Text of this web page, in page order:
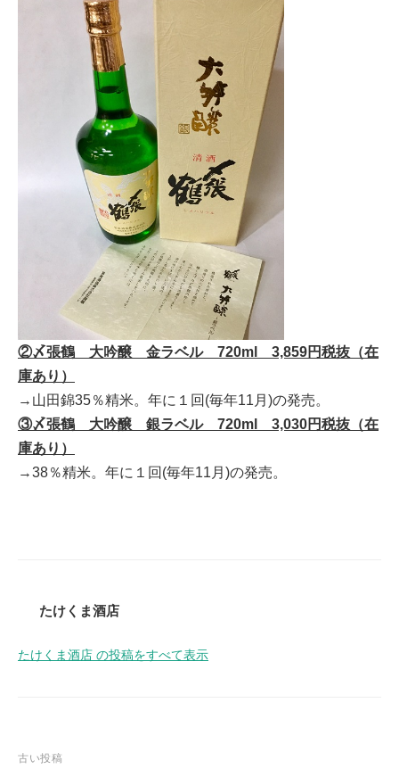
②〆張鶴 大吟醸 金ラベル 720ml 3,859円税抜（在
庫あり）
→山田錦35％精米。年に１回(毎年11月)の発売。
③〆張鶴 大吟醸 銀ラベル 720ml 3,030円税抜（在
庫あり）
→38％精米。年に１回(毎年11月)の発売。
たけくま酒店
たけくま酒店 の投稿をすべて表示
投
古い投稿